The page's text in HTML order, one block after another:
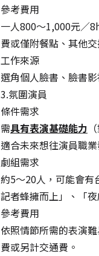
參考費用
一人800～1,000元
費或僅附餐點、其他
工作來源
選角個人臉書、臉書
3.氛圍演員
條件需求
需具有表演基礎能力
適合未來想往演員職
劇組需求
約5～20人，可能會有
記者蜂擁而上」、「
參考費用
依照情節所需的表演
費或另計交通費。